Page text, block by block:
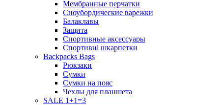
Мембранные перчатки
Сноубордические варежки
Балаклавы
Защита
Спортивные аксессуары
Спортивні шкарпетки
Backpacks Bags
Рюкзаки
Сумки
Сумки на пояс
Чехлы для планшета
SALE 1+1=3